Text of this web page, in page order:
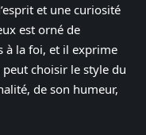
et une curiosité
est orné de
à la foi, et il exprime
choisir le style du
de son humeur,